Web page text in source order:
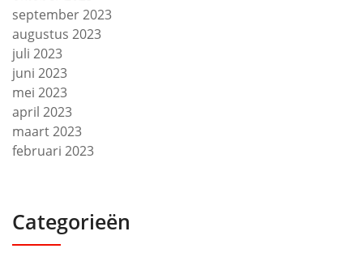
september 2023
augustus 2023
juli 2023
juni 2023
mei 2023
april 2023
maart 2023
februari 2023
Categorieën